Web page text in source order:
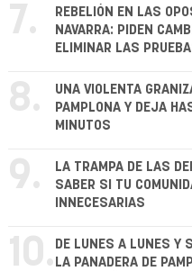
7.
REBELIÓN EN LAS
NAVARRA: PIDEN
ELIMINAR LAS
8.
UNA VIOLENTA
PAMPLONA Y DEJA
MINUTOS
9.
LA TRAMPA DE LAS
SABER SI TU
INNECESARIAS
10. DE LUNES A LUNES Y
LA PANADERA DE